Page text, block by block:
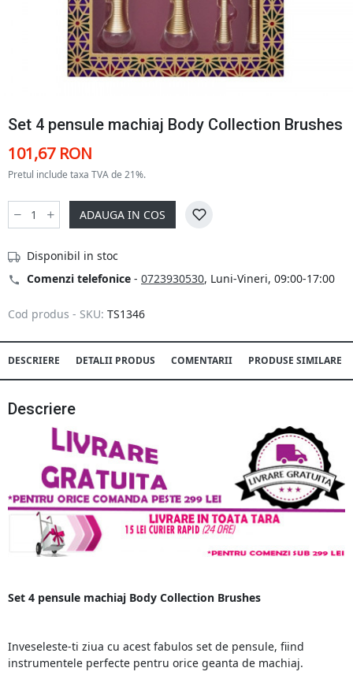
Set 4 pensule machiaj Body Collection Brushes
101,67 RON
Pretul include taxa TVA de 21%.
ADAUGA IN COS
Disponibil in stoc
Comenzi telefonice - 0723930530, Luni-Vineri, 09:00-17:00
Cod produs - SKU: TS1346
DESCRIERE DETALII PRODUS COMENTARII PRODUSE SIMILARE
Descriere
Set 4 pensule machiaj Body Collection Brushes
Inveseleste-ti ziua cu acest fabulos set de pensule, fiind
instrumentele perfecte pentru orice geanta de machiaj.